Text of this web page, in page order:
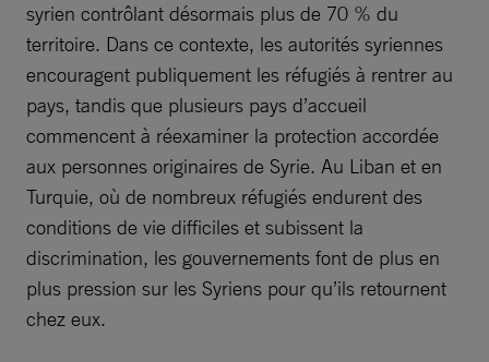
syrien contrôlant désormais plus de 70 % du
territoire. Dans ce contexte, les autorités syriennes
encouragent publiquement les réfugiés à rentrer au
pays, tandis que plusieurs pays d’accueil
commencent à réexaminer la protection accordée
aux personnes originaires de Syrie. Au Liban et en
Turquie, où de nombreux réfugiés endurent des
conditions de vie difficiles et subissent la
discrimination, les gouvernements font de plus en
plus pression sur les Syriens pour qu’ils retournent
chez eux.